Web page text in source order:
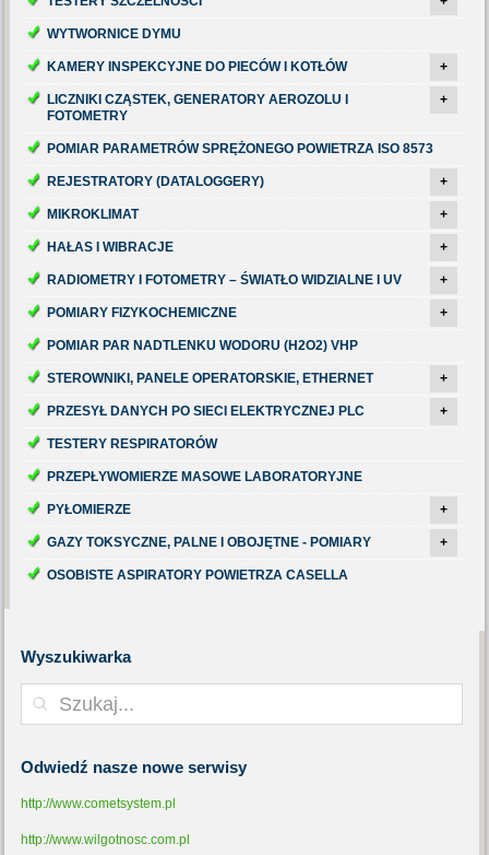
WYTWORNICE DYMU
KAMERY INSPEKCYJNE DO PIECÓW I KOTŁÓW +
LICZNIKI CZĄSTEK, GENERATORY AEROZOLU I
FOTOMETRY
+
POMIAR PARAMETRÓW SPRĘŻONEGO POWIETRZA ISO 8573
REJESTRATORY (DATALOGGERY) +
MIKROKLIMAT +
HAŁAS I WIBRACJE +
RADIOMETRY I FOTOMETRY – ŚWIATŁO WIDZIALNE I UV +
POMIARY FIZYKOCHEMICZNE +
POMIAR PAR NADTLENKU WODORU (H2O2) VHP
STEROWNIKI, PANELE OPERATORSKIE, ETHERNET +
PRZESYŁ DANYCH PO SIECI ELEKTRYCZNEJ PLC +
TESTERY RESPIRATORÓW
PRZEPŁYWOMIERZE MASOWE LABORATORYJNE
PYŁOMIERZE +
GAZY TOKSYCZNE, PALNE I OBOJĘTNE - POMIARY +
OSOBISTE ASPIRATORY POWIETRZA CASELLA
Wyszukiwarka
Odwiedź nasze nowe serwisy
http://www.cometsystem.pl
http://www.wilgotnosc.com.pl